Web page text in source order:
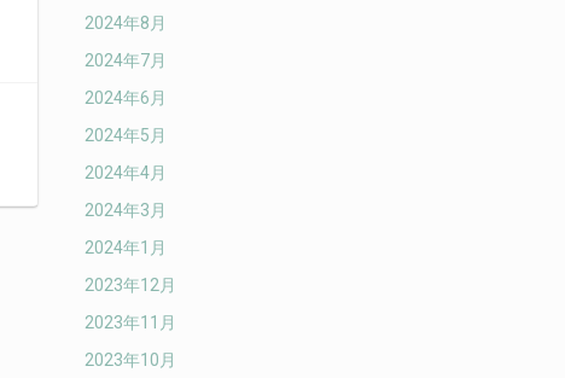
2024年8月
2024年7月
2024年6月
2024年5月
2024年4月
2024年3月
2024年1月
2023年12月
2023年11月
2023年10月